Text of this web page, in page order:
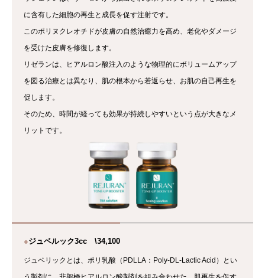
に含有した細胞の再生と成長を促す注射です。
このポリヌクレオチドが皮膚の自然治癒力を高め、老化やダメージ
を受けた皮膚を修復します。
リゼランは、ヒアルロン酸注入のような物理的にボリュームアップ
を図る治療とは異なり、肌の根本から若返らせ、お肌の自己再生を
促します。
そのため、時間が経っても効果が持続しやすいという点が大きなメ
リットです。
●ジュベルック3cc \34,100
ジュベリックとは、ポリ乳酸（PDLLA：Poly-DL-Lactic Acid）とい